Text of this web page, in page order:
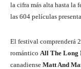
la cifra más alta hasta la
las 604 películas
El festival comprenderá
romántico All The Long
canadiense Matt And